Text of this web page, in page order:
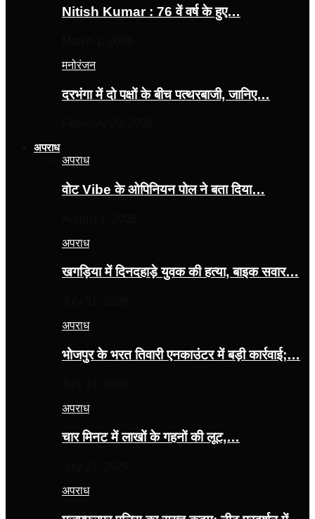
Nitish Kumar : 76 वें वर्ष के हुए…
मनोरंजन
दरभंगा में दो पक्षों के बीच पत्थरबाजी, जानिए…
अपराध
अपराध
वोट Vibe के ओपिनियन पोल ने बता दिया…
अपराध
खगड़िया में दिनदहाड़े युवक की हत्या, बाइक सवार…
अपराध
भोजपुर के भरत तिवारी एनकाउंटर में बड़ी कार्रवाई;…
अपराध
चार मिनट में लाखों के गहनों की लूट,…
अपराध